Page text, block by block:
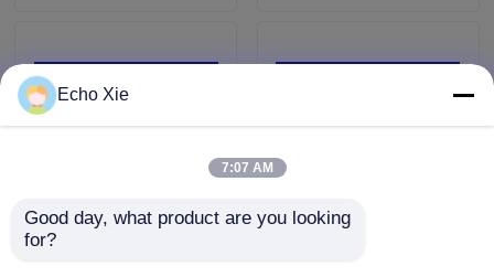
10mL ガラスびんのラベル
Methenolone
Echo Xie
7:07 AM
Good day, what product are you looking
for?